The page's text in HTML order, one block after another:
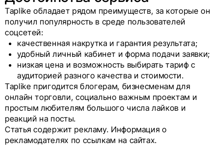
Taplike обладает рядом преимуществ, за которые он
получил популярность в среде пользователей
соцсетей:
качественная накрутка и гарантия результата;
удобный личный кабинет и форма подачи заявки;
низкая цена и возможность выбирать тариф с
аудиторией разного качества и стоимости.
Taplike пригодится блогерам, бизнесменам для
онлайн торговли, социально важным проектам и
простым любителям большого числа лайков и
реакций на посты.
Статья содержит рекламу. Информация о
рекламодателях по ссылкам на сайтах.